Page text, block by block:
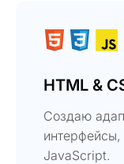
HTML &
Создаю
интерфейсы,
JavaScript.